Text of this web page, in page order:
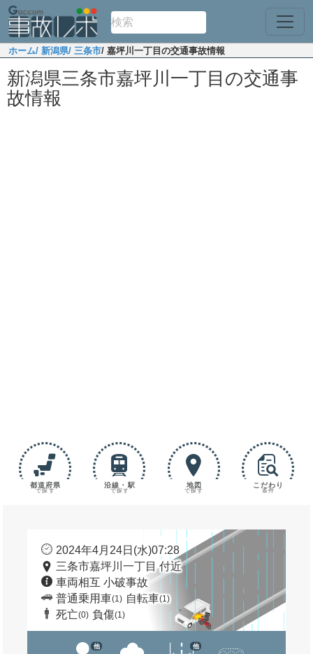
ホーム/ 新潟県/ 三条市/ 嘉坪川一丁目の交通事故情報
新潟県三条市嘉坪川一丁目の交通事
故情報
都道府県
で探す
沿線・駅
で探す
地図
で探す
こだわり
条件
2024年4月24日(水)07:28
三条市嘉坪川一丁目 付近
車両相互 小破事故
普通乗用車(1) 自転車(1)
死亡(0) 負傷(1)
他 他